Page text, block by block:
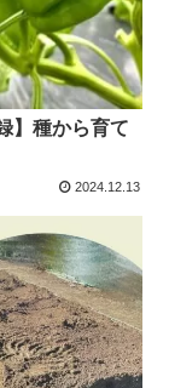
】種から育て
2024.12.13